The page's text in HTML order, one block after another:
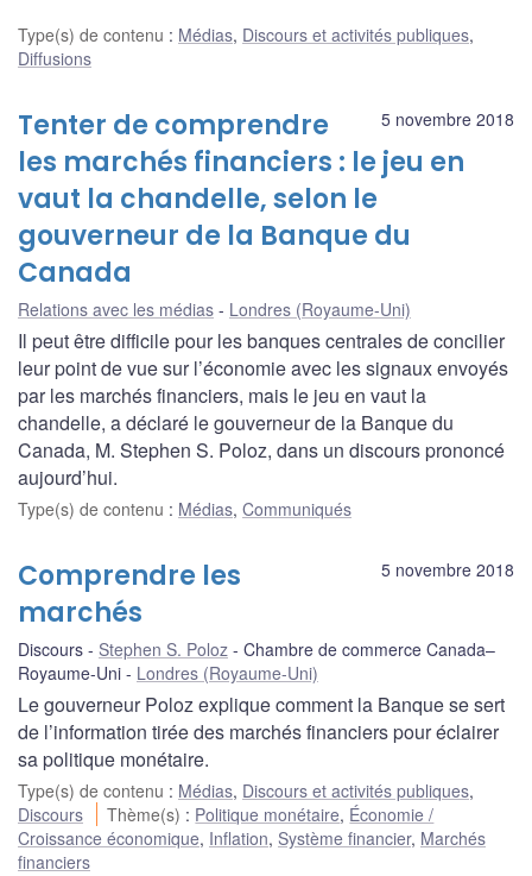
Type(s) de contenu : Médias, Discours et activités publiques,
Diffusions
5 novembre 2018
Tenter de comprendre
les marchés financiers : le jeu en
vaut la chandelle, selon le
gouverneur de la Banque du
Canada
Relations avec les médias Londres (Royaume-Uni)
Il peut être difficile pour les banques centrales de concilier
leur point de vue sur l’économie avec les signaux envoyés
par les marchés financiers, mais le jeu en vaut la
chandelle, a déclaré le gouverneur de la Banque du
Canada, M. Stephen S. Poloz, dans un discours prononcé
aujourd’hui.
Type(s) de contenu : Médias, Communiqués
5 novembre 2018
Comprendre les
marchés
Discours Stephen S. Poloz
Chambre de commerce Canada–
Royaume-Uni
Londres (Royaume-Uni)
Le gouverneur Poloz explique comment la Banque se sert
de l’information tirée des marchés financiers pour éclairer
sa politique monétaire.
Type(s) de contenu : Médias, Discours et activités publiques,
Discours
Thème(s) : Politique monétaire, Économie /
Croissance économique, Inflation, Système financier, Marchés
financiers